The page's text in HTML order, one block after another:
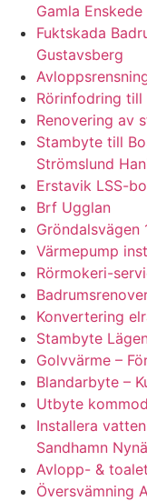
Gamla Enskede
Fuktskada
Gustavsberg
Rörinfodring till
Renovering av
Stambyte till
Strömslund
Erstavik LSS-
Brf Ugglan
Gröndalsvägen
Värmepump
Rörmokeri-
Konvertering
Stambyte
Golvvärme –
Blandarbyte –
Utbyte
Installera
Sandhamn
Avlopp- &
Översvämning